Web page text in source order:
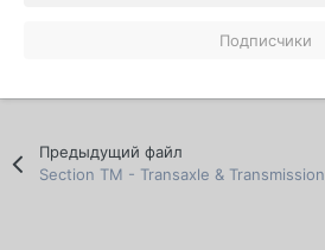
Подписчики
Предыдущий файл
Section TM - Transaxle & Transmission